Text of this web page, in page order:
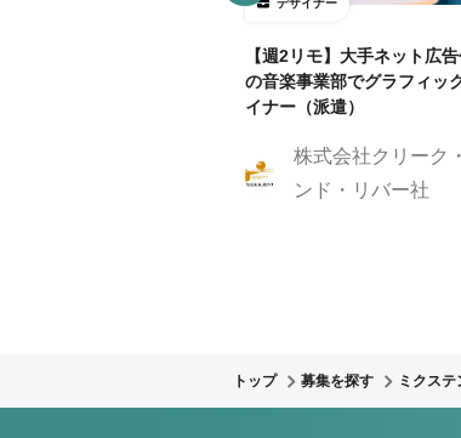
デザイナー
【週2リモ】大手ネット広
の音楽事業部でグラフィッ
イナー（派遣）
株式会社クリーク
ンド・リバー社
トップ 募集を探す ミクス